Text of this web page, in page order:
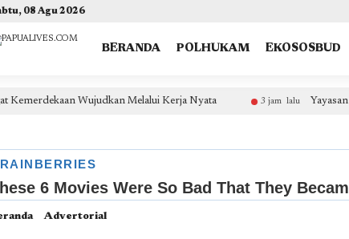
basicSubscriptions => { basicSubscriptions.init({ type: "NewsArticle", isPartOfType:
08 Agu 2026
BERANDA POLHUKAM EKOSOSBUD
Wujudkan Melalui Kerja Nyata 3 jam lalu Yayasan Harapan
Advertorial